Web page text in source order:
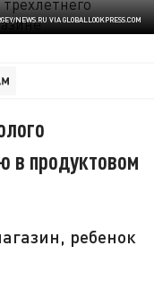
NEWS.RU VIA GLOBALLOOKPRESS.COM
в продуктовом
ребенок